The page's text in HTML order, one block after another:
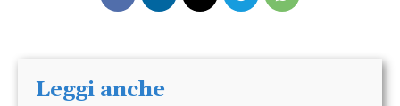
Leggi anche